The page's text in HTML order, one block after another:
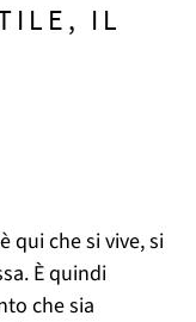
IL
qui che si vive, si
È quindi
che sia